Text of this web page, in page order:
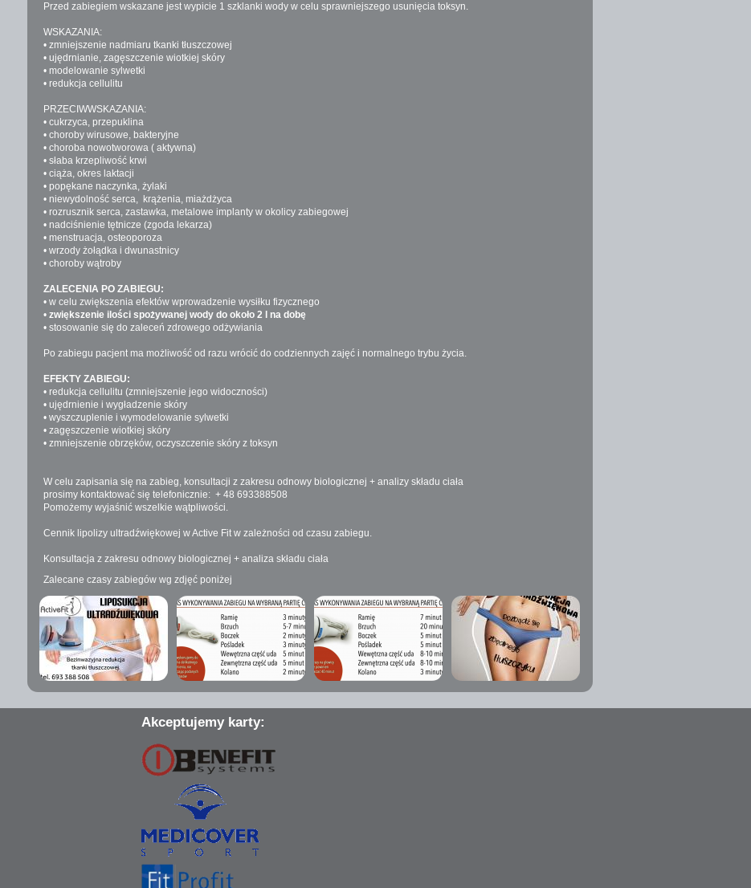
Przed zabiegiem wskazane jest wypicie 1 szklanki wody w celu sprawniejszego usunięcia toksyn.
WSKAZANIA:
• zmniejszenie nadmiaru tkanki tłuszczowej
• ujędrnianie, zagęszczenie wiotkiej skóry
• modelowanie sylwetki
• redukcja cellulitu
PRZECIWWSKAZANIA:
• cukrzyca, przepuklina
• choroby wirusowe, bakteryjne
• choroba nowotworowa ( aktywna)
• słaba krzepliwość krwi
• ciąża, okres laktacji
• popękane naczynka, żylaki
• niewydolność serca, krążenia, miażdżyca
• rozrusznik serca, zastawka, metalowe implanty w okolicy zabiegowej
• nadciśnienie tętnicze (zgoda lekarza)
• menstruacja, osteoporoza
• wrzody żołądka i dwunastnicy
• choroby wątroby
ZALECENIA PO ZABIEGU:
• w celu zwiększenia efektów wprowadzenie wysiłku fizycznego
• zwiększenie ilości spożywanej wody do około 2 l na dobę
• stosowanie się do zaleceń zdrowego odżywiania
Po zabiegu pacjent ma możliwość od razu wrócić do codziennych zajęć i normalnego trybu życia.
EFEKTY ZABIEGU:
• redukcja cellulitu (zmniejszenie jego widoczności)
• ujędrnienie i wygładzenie skóry
• wyszczuplenie i wymodelowanie sylwetki
• zagęszczenie wiotkiej skóry
• zmniejszenie obrzęków, oczyszczenie skóry z toksyn
W celu zapisania się na zabieg, konsultacji z zakresu odnowy biologicznej + analizy składu ciała
prosimy kontaktować się telefonicznie: + 48 693388508
Pomożemy wyjaśnić wszelkie wątpliwości.
Cennik lipolizy ultradźwiękowej w Active Fit w zależności od czasu zabiegu.
Konsultacja z zakresu odnowy biologicznej + analiza składu ciała
Zalecane czasy zabiegów wg zdjęć poniżej
Akceptujemy karty: